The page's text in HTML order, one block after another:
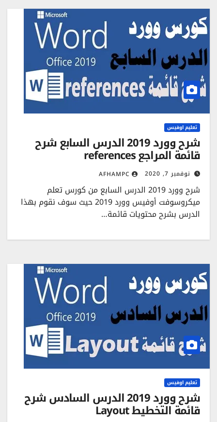
تعليم اوفيس
شرح وورد 2019 الدرس السابع شرح
قائمة المراجع references
نوفمبر 7, 2020 AFHAMPC
شرح وورد 2019 الدرس السابع من كورس تعلم
ميكروسوفت أوفيس وورد 2019 حيث سوف نقوم بهذا
الدرس بشرح محتويات قائمة…
تعليم اوفيس
شرح وورد 2019 الدرس السادس شرح
قائمة التخطيط Layout